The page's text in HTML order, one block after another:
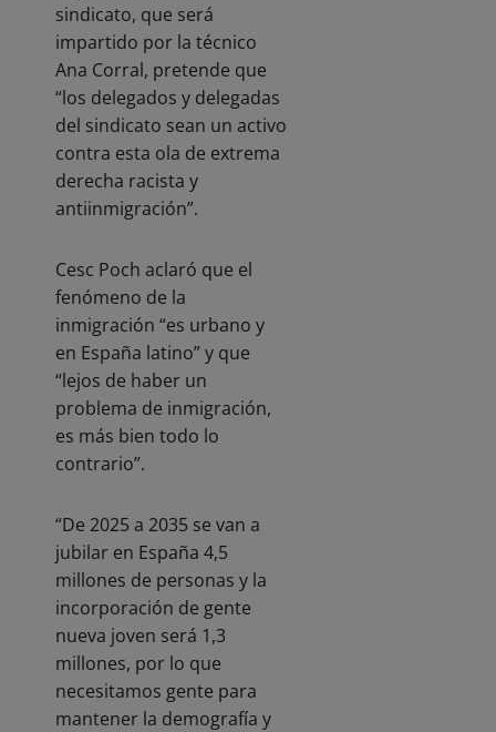
sindicato, que será
impartido por la técnico
Ana Corral, pretende que
“los delegados y delegadas
del sindicato sean un activo
contra esta ola de extrema
derecha racista y
antiinmigración”.
Cesc Poch aclaró que el
fenómeno de la
inmigración “es urbano y
en España latino” y que
“lejos de haber un
problema de inmigración,
es más bien todo lo
contrario”.
“De 2025 a 2035 se van a
jubilar en España 4,5
millones de personas y la
incorporación de gente
nueva joven será 1,3
millones, por lo que
necesitamos gente para
mantener la demografía y